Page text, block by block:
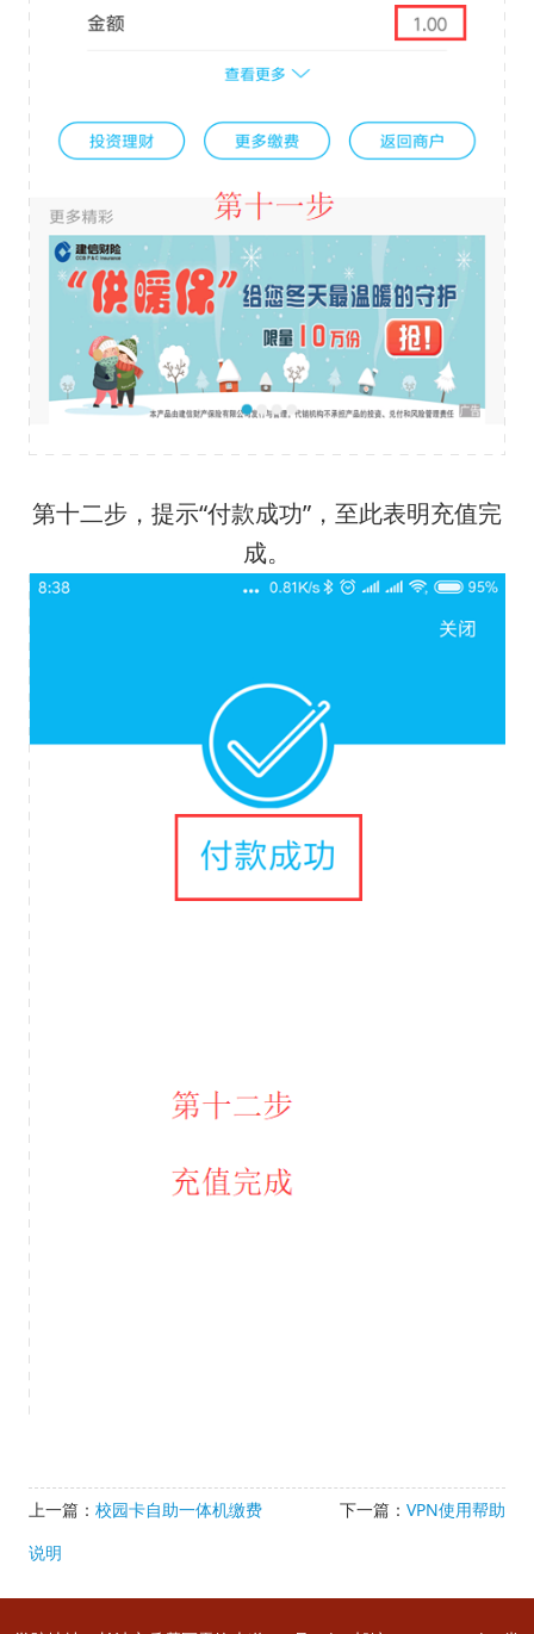
第十二步，提示“付款成功”，至此表明充值完
成。
上一篇： 校园卡自助一体机缴费
说明
下一篇： VPN使用帮助